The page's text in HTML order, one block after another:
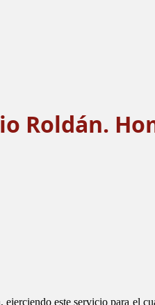
Roldán.
este servicio para el